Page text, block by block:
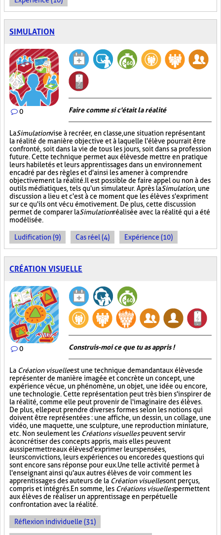
SIMULATION
0 Faire comme si c'était la réalité
LaSimulationvise à recréer, en classe, une situation représentant
la réalité de manière objective et à laquelle l'élève pourrait être
confronté, soit dans la vie de tous les jours, soit dans sa profession
future. Cette technique permet aux élèves de mettre en pratique
leurs habiletés et leurs apprentissages dans un environnement
encadré par des règles et d'ainsi les amener à comprendre
objectivement la réalité. Il est possible de faire appel ou non à des
outils médiatiques, tels qu'un simulateur. Après laSimulation, une
discussion a lieu et c'est à ce moment que les élèves s'expriment
sur ce qu'ils ont vécu émotivement. De plus, cette discussion
permet de comparer laSimulationréalisée avec la réalité qui a été
modélisée.
Ludification (9) Cas réel (4) Expérience (10)
CRÉATION VISUELLE
0 Construis-moi ce que tu as appris !
La Création visuelleest une technique demandant aux élèves de
représenter de manière imagée et concrète un concept, une
expérience vécue, un phénomène, un objet, une idée ou encore,
une technologie. Cette représentation peut très bien s'inspirer de
la réalité, comme elle peut provenir de l'imaginaire des élèves.
De plus, elle peut prendre diverses formes selon les notions qui
doivent être représentées : une affiche, un dessin, un collage, une
vidéo, une maquette, une sculpture, une reproduction miniature,
etc. Non seulement les Créations visuellespeuvent servir
à concrétiser des concepts appris, mais elles peuvent
aussi permettre aux élèves d'exprimer leurs pensées,
leurs convictions, leurs expériences ou encore des questions qui
sont encore sans réponse pour eux. Une telle activité permet à
l'enseignant ainsi qu'aux autres élèves de voir comment les
apprentissages des auteurs de la Création visuellesont perçus,
compris et intégrés. En somme, les Créations visuellespermettent
aux élèves de réaliser un apprentissage en perpétuelle
confrontation avec la réalité.
Réflexion individuelle (31)